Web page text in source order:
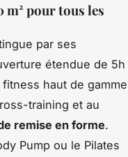
m² pour tous les
par ses
étendue de 5h
haut de gamme
training et au
remise en forme.
Pump ou le Pilates